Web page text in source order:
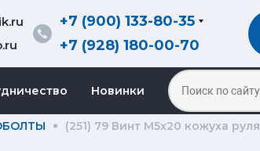
+7 (900) 133-80-35
+7 (928) 180-00-70
Новинки
(251) 79 Винт М5х20 кожуха руля